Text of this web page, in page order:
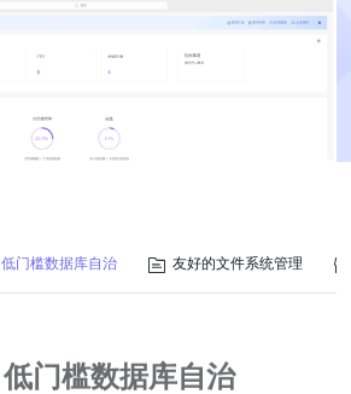
低门槛数据库自治 友好的文件系统管理
低门槛数据库自治